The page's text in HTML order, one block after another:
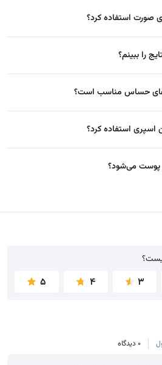
صورت استفاده کرد؟
را ببینم؟
حساس مناسب است؟
اسپری استفاده کرد؟
پوست می‌شود؟
3
4
5
0 دیدگاه